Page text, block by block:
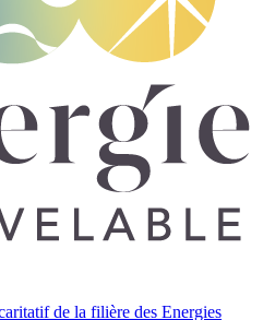
de la filière des Energies